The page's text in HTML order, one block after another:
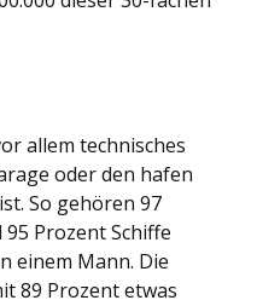
allem technisches
oder den hafen
So gehören 97
Prozent Schiffe
einem Mann. Die
89 Prozent etwas